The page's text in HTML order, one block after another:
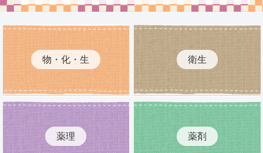
物・化・生 衛生
薬理 薬剤